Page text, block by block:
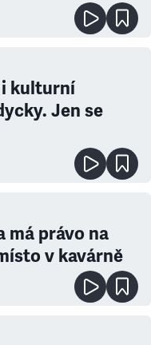
kulturní
Jen se
má právo na
v kavárně